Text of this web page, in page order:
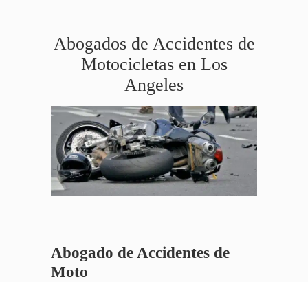
Abogados de Accidentes de
Motocicletas en Los
Angeles
Abogado de Accidentes de
Moto